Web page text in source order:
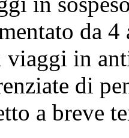
da
in
di
a breve